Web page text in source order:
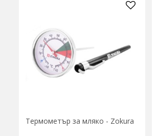
Термометър за мляко - Zokura